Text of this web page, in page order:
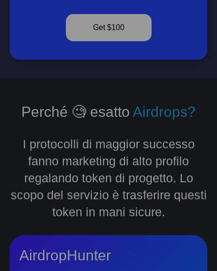
Get $100
Perché 🧐 esatto Airdrops?
I protocolli di maggior successo
fanno marketing di alto profilo
regalando token di progetto. Lo
scopo del servizio è trasferire questi
token in mani sicure.
AirdropHunter